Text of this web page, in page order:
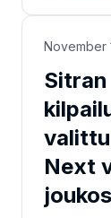
November
Sitran
valittu
Next